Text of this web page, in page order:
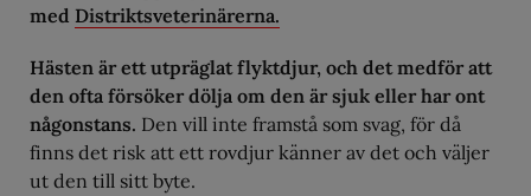
med Distriktsveterinärerna.
Hästen är ett utpräglat flyktdjur, och det medför att
den ofta försöker dölja om den är sjuk eller har ont
någonstans. Den vill inte framstå som svag, för då
finns det risk att ett rovdjur känner av det och väljer
ut den till sitt byte.